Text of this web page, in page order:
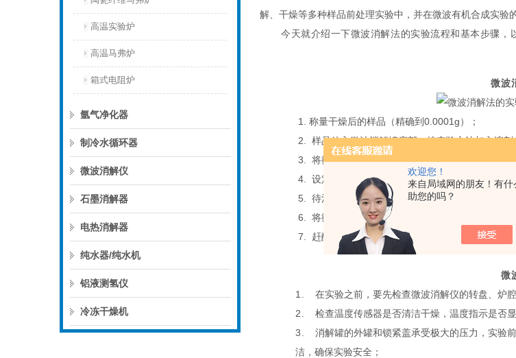
欢迎您！
来自局域网的朋友！有什
助您的吗？
高温实验炉
高温马弗炉
箱式电阻炉
氩气净化器
制冷水循环器
微波消解仪
石墨消解器
电热消解器
纯水器/纯水机
铝液测氢仪
冷冻干燥机
解、干燥等多种样品前处理实验中，并在微波有机合成实验
今天就介绍一下微波消解法的实验流程和基本步骤，
微波
1. 称量干燥后的样品（精确到 0.0001g）；
2.
样品放入微波消解罐底部，按实验方法加入溶
3.
将微波消解罐放入微波消解仪转盘中；
4.
设定微波消解仪工作程序，然后启动，进行消解
5.
待消解完成，微波消解罐冷却至室温后，开罐；
6.
将微波消解内罐放入到石墨消解器中，设定工步
7.
赶酸完成后取出微波消解内罐，冷却，然后转
微
1.
在实验之前，要先检查微波消解仪的转盘、炉
2.
检查温度传感器是否清洁干燥，温度指示是否
3.
消解罐的外罐和锁紧盖承受极大的压力，实验
洁，确保实验安全；